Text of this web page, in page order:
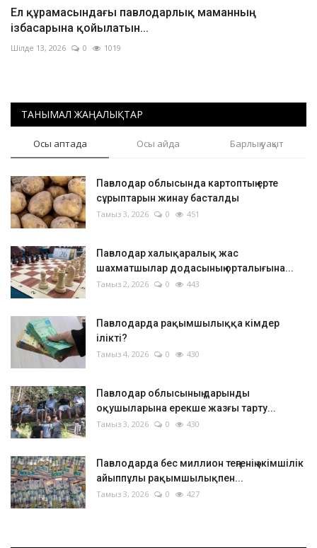
Ел құрамасындағы павлодарлық маманның
ізбасарына қойылатын...
Шілде 13, 2026 0 1019
ТАНЫМАЛ ЖАҢАЛЫҚТАР
Осы аптада Осы айда Барлық уақыт
Павлодар облысында картоптың ерте
сұрыптарын жинау басталды
Тамыз 3, 2026 0 451
Павлодар халықаралық жас
шахматшылар додасының орталығына...
Тамыз 2, 2026 0 443
Павлодарда рақымшылыққа кімдер
ілікті?
Тамыз 4, 2026 0 430
Павлодар облысының дарынды
оқушыларына ерекше жазғы тарту...
Тамыз 3, 2026 0 430
Павлодарда бес миллион теңгенің әкімшілік
айыппұлы рақымшылықпен...
Тамыз 3, 2026 0 427